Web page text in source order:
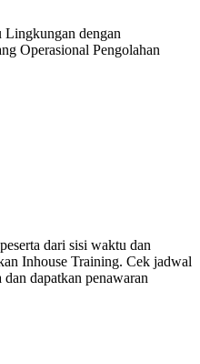
dengan
Operasional Pengolahan
dari sisi waktu dan
Inhouse Training. Cek jadwal
dapatkan penawaran